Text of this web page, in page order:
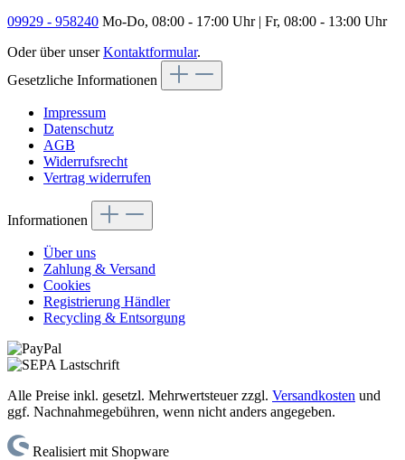
09929 - 958240 Mo-Do, 08:00 - 17:00 Uhr | Fr, 08:00 - 13:00 Uhr
Oder über unserKontaktformular.
Gesetzliche Informationen
Impressum
Datenschutz
AGB
Widerrufsrecht
Vertrag widerrufen
Informationen
Über uns
Zahlung & Versand
Cookies
Registrierung Händler
Recycling & Entsorgung
Alle Preise inkl. gesetzl. Mehrwertsteuer zzgl. Versandkosten und
ggf. Nachnahmegebühren, wenn nicht anders angegeben.
Realisiert mit Shopware